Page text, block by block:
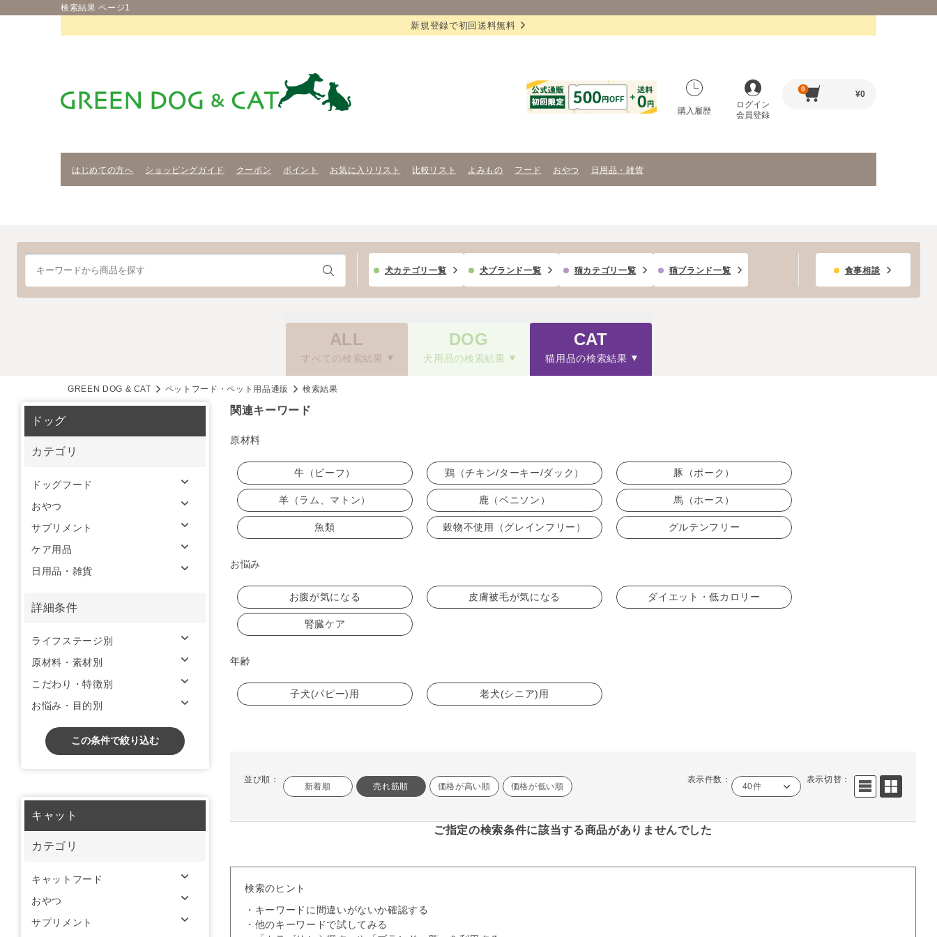
検索結果 ページ1
新規登録で初回送料無料
購入履歴
ログイン
会員登録
0
¥0
はじめての方へ ショッピングガイド クーポン ポイント お気に入りリスト 比較リスト よみもの フード おやつ 日用品・雑貨
犬カテゴリ一覧 犬ブランド一覧 猫カテゴリ一覧 猫ブランド一覧 食事相談
ALL
すべての検索結果
DOG
犬用品の検索結果
CAT
猫用品の検索結果
GREEN DOG & CAT ペットフード・ペット用品通販 検索結果
関連キーワード
原材料
牛（ビーフ） 鶏（チキン/ターキー/ダック） 豚（ポーク）
羊（ラム、マトン） 鹿（ベニソン） 馬（ホース）
魚類 穀物不使用（グレインフリー） グルテンフリー
お悩み
お腹が気になる 皮膚被毛が気になる ダイエット・低カロリー
腎臓ケア
年齢
子犬(パピー)用 老犬(シニア)用
並び順：
新着順 売れ筋順 価格が高い順 価格が低い順
表示件数：
40件
表示切替：
ご指定の検索条件に該当する商品がありませんでした
検索のヒント
・キーワードに間違いがないか確認する
・他のキーワードで試してみる
ドッグ
カテゴリ
ドッグフード
おやつ
サプリメント
ケア用品
日用品・雑貨
詳細条件
ライフステージ別
原材料・素材別
こだわり・特徴別
お悩み・目的別
この条件で絞り込む
キャット
カテゴリ
キャットフード
おやつ
サプリメント